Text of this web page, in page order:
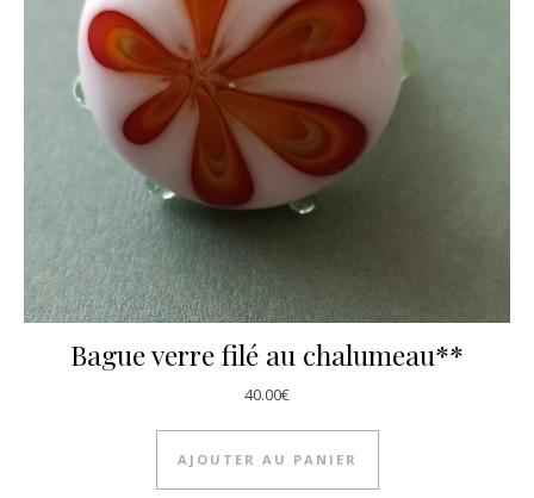
Bague verre filé au chalumeau**
40.00€
AJOUTER AU PANIER